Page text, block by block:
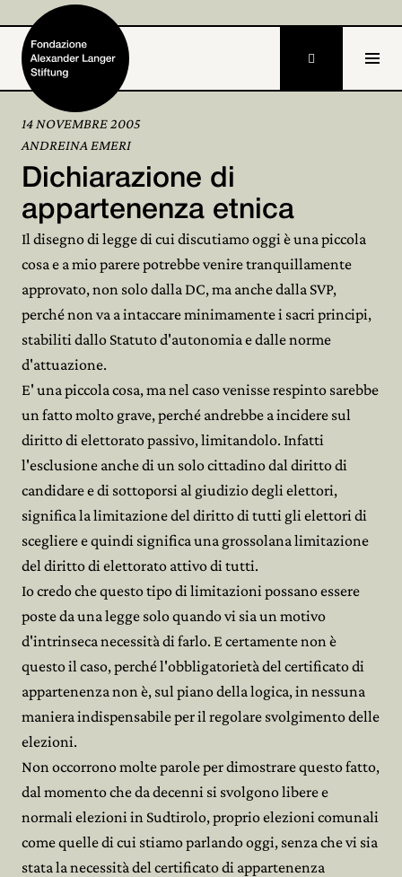
Home
Fondazione
Attività e progetti 
Archivio 
Partecipa

14 NOVEMBRE 2005
ANDREINA EMERI
Dichiarazione di
appartenenza etnica
Il disegno di legge di cui discutiamo oggi è una piccola
cosa e a mio parere potrebbe venire tranquillamente
approvato, non solo dalla DC, ma anche dalla SVP,
perché non va a intaccare minimamente i sacri principi,
stabiliti dallo Statuto d'autonomia e dalle norme
d'attuazione.
E' una piccola cosa, ma nel caso venisse respinto sarebbe
un fatto molto grave, perché andrebbe a incidere sul
diritto di elettorato passivo, limitandolo. Infatti
l'esclusione anche di un solo cittadino dal diritto di
candidare e di sottoporsi al giudizio degli elettori,
significa la limitazione del diritto di tutti gli elettori di
scegliere e quindi significa una grossolana limitazione
del diritto di elettorato attivo di tutti.
Io credo che questo tipo di limitazioni possano essere
poste da una legge solo quando vi sia un motivo
d'intrinseca necessità di farlo. E certamente non è
questo il caso, perché l'obbligatorietà del certificato di
appartenenza non è, sul piano della logica, in nessuna
maniera indispensabile per il regolare svolgimento delle
elezioni.
Non occorrono molte parole per dimostrare questo fatto,
dal momento che da decenni si svolgono libere e
normali elezioni in Sudtirolo, proprio elezioni comunali
come quelle di cui stiamo parlando oggi, senza che vi sia
stata la necessità del certificato di appartenenza